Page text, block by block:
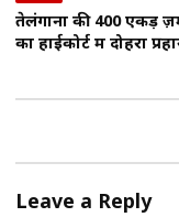
तेलंगाना की 400 एकड़
का हाईकोर्ट में दोहरा
Leave a Reply